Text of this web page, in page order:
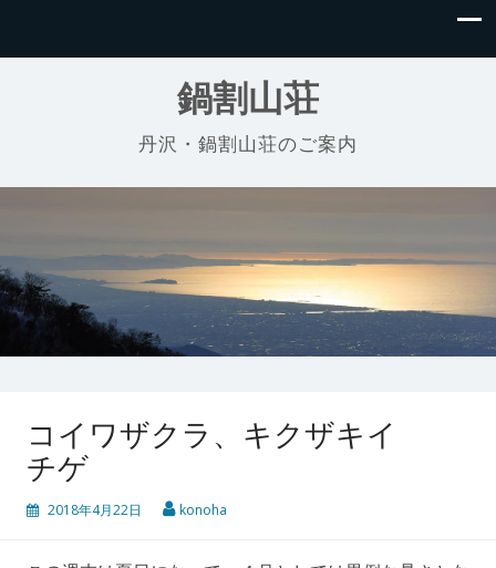
鍋割山荘
丹沢・鍋割山荘のご案内
コイワザクラ、キクザキイ
チゲ
2018年4月22日 konoha